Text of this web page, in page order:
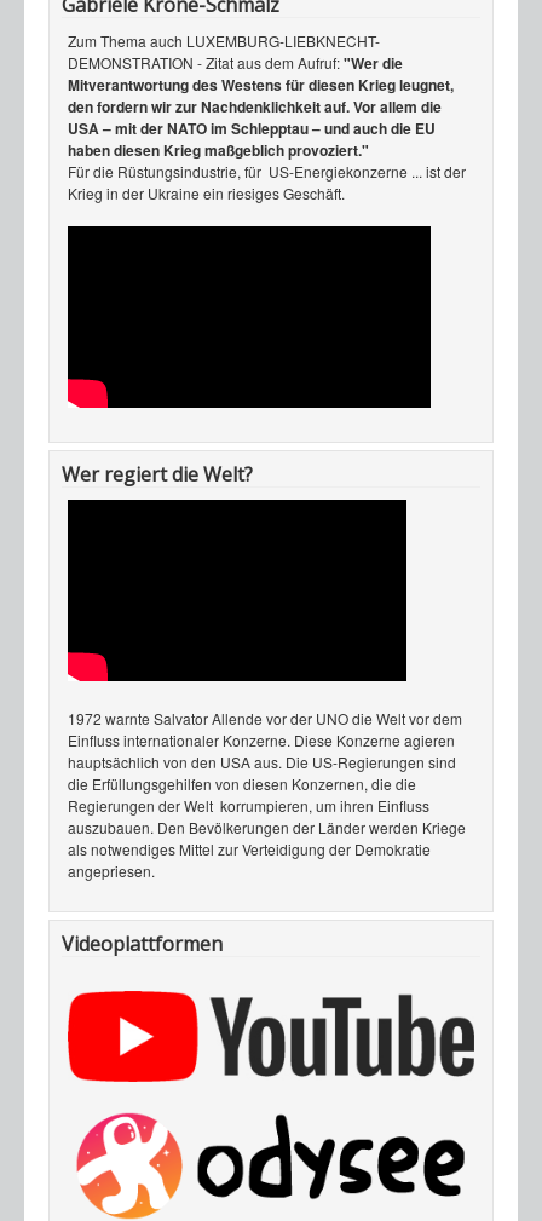
Zum Thema auch LUXEMBURG-LIEBKNECHT-
DEMONSTRATION - Zitat aus dem Aufruf:"Wer die
Mitverantwortung des Westens für diesen Krieg leugnet,
den fordern wir zur Nachdenklichkeit auf. Vor allem die
USA – mit der NATO im Schlepptau – und auch die EU
haben diesen Krieg maßgeblich provoziert."
Für die Rüstungsindustrie, für US-Energiekonzerne ... ist der
Krieg in der Ukraine ein riesiges Geschäft.
Wer regiert die Welt?
1972 warnte Salvator Allende vor der UNO die Welt vor dem
Einfluss internationaler Konzerne. Diese Konzerne agieren
hauptsächlich von den USA aus. Die US-Regierungen sind
die Erfüllungsgehilfen von diesen Konzernen, die die
Regierungen der Welt korrumpieren, um ihren Einfluss
auszubauen. Den Bevölkerungen der Länder werden Kriege
als notwendiges Mittel zur Verteidigung der Demokratie
angepriesen.
Videoplattformen